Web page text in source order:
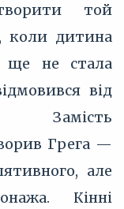
той
коли дитина
ще не стала
від
Замість
Грега —
але
Кінні